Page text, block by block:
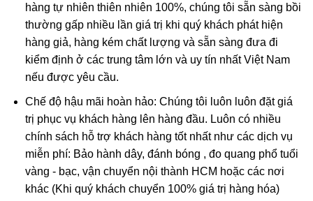
Ngày nay, Phật Di Lặc được tạo hình nhiều kiểu khác nhau
chứ không có 1 kiểu nhất định:
Phật Di Lặc nô đùa cùng bọn trẻ
Phật Di Lặc kéo túi tiền
hàng tự nhiên thiên nhiên 100%, chúng tôi sẵn sàng bồi
thường gấp nhiều lần giá trị khi quý khách phát hiện
hàng giả, hàng kém chất lượng và sẵn sàng đưa đi
kiểm định ở các trung tâm lớn và uy tín nhất Việt Nam
nếu được yêu cầu.
Chế độ hậu mãi hoàn hảo: Chúng tôi luôn luôn đặt giá
trị phục vụ khách hàng lên hàng đầu. Luôn có nhiều
chính sách hỗ trợ khách hàng tốt nhất như các dịch vụ
miễn phí: Bảo hành dây, đánh bóng , đo quang phổ tuổi
vàng - bạc, vận chuyển nội thành HCM hoặc các nơi
khác (Khi quý khách chuyển 100% giá trị hàng hóa)